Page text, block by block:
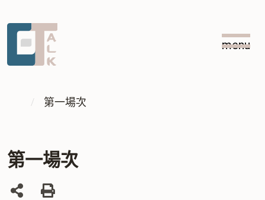
到
主
要
容
menu
第一場次
第一場次
列